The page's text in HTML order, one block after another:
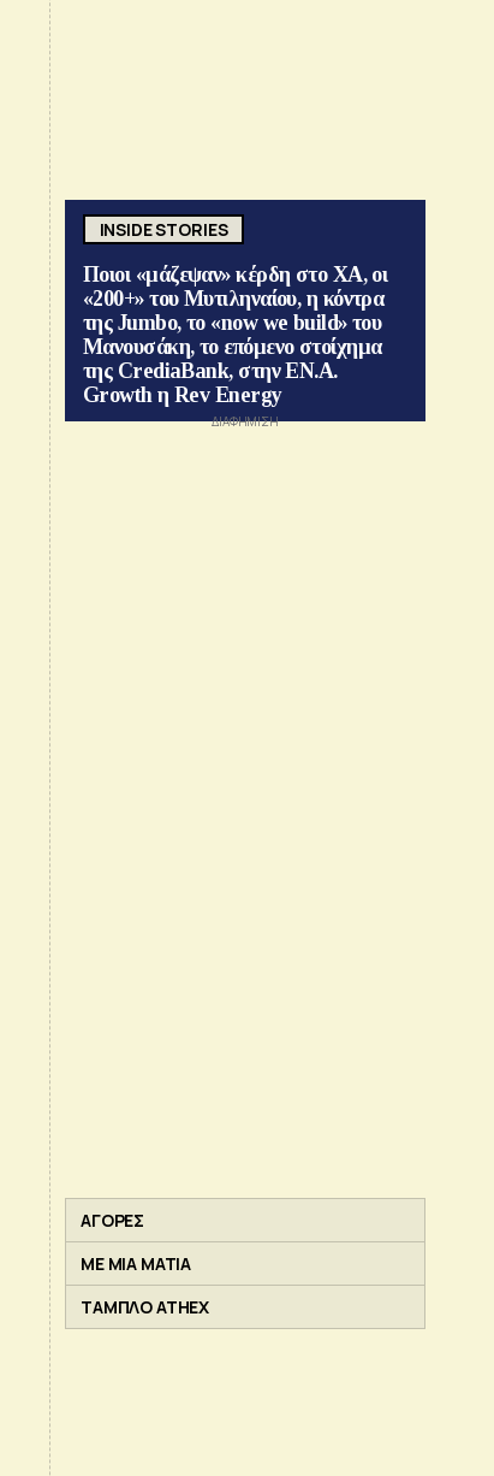
INSIDE STORIES
Ποιοι «μάζεψαν» κέρδη στο ΧΑ, οι
«200+» του Μυτιληναίου, η κόντρα
της Jumbo, το «now we build» του
Μανουσάκη, το επόμενο στοίχημα
της CrediaBank, στην ΕΝ.Α.
Growth η Rev Energy
ΑΓΟΡΕΣ
ΜΕ ΜΙΑ ΜΑΤΙΑ
ΤΑΜΠΛΟ ATHEX